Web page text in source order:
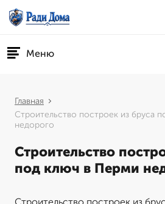
Меню
Главная
Строительство построек из бруса
недорого
Строительство
под ключ в Перми